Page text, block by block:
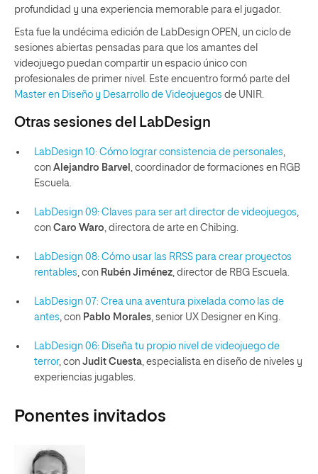
profundidad y una experiencia memorable para el jugador.
Esta fue la undécima edición de LabDesign OPEN, un ciclo de
sesiones abiertas pensadas para que los amantes del
videojuego puedan compartir un espacio único con
profesionales de primer nivel. Este encuentro formó parte del
Master en Diseño y Desarrollo de Videojuegos de UNIR.
Otras sesiones del LabDesign
LabDesign 10: Cómo lograr consistencia de personales,
con Alejandro Barvel , coordinador de formaciones en RGB
Escuela.
LabDesign 09: Claves para ser art director de videojuegos,
con Caro Waro, directora de arte en Chibing.
LabDesign 08: Cómo usar las RRSS para crear proyectos
rentables, con Rubén Jiménez, director de RBG Escuela.
LabDesign 07: Crea una aventura pixelada como las de
antes, con Pablo Morales, senior UX Designer en King.
LabDesign 06: Diseña tu propio nivel de videojuego de
terror, con Judit Cuesta, especialista en diseño de niveles y
experiencias jugables.
Ponentes invitados